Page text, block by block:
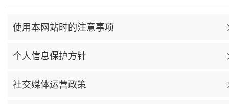
使用本网站时的注意事项
个人信息保护方针
社交媒体运营政策